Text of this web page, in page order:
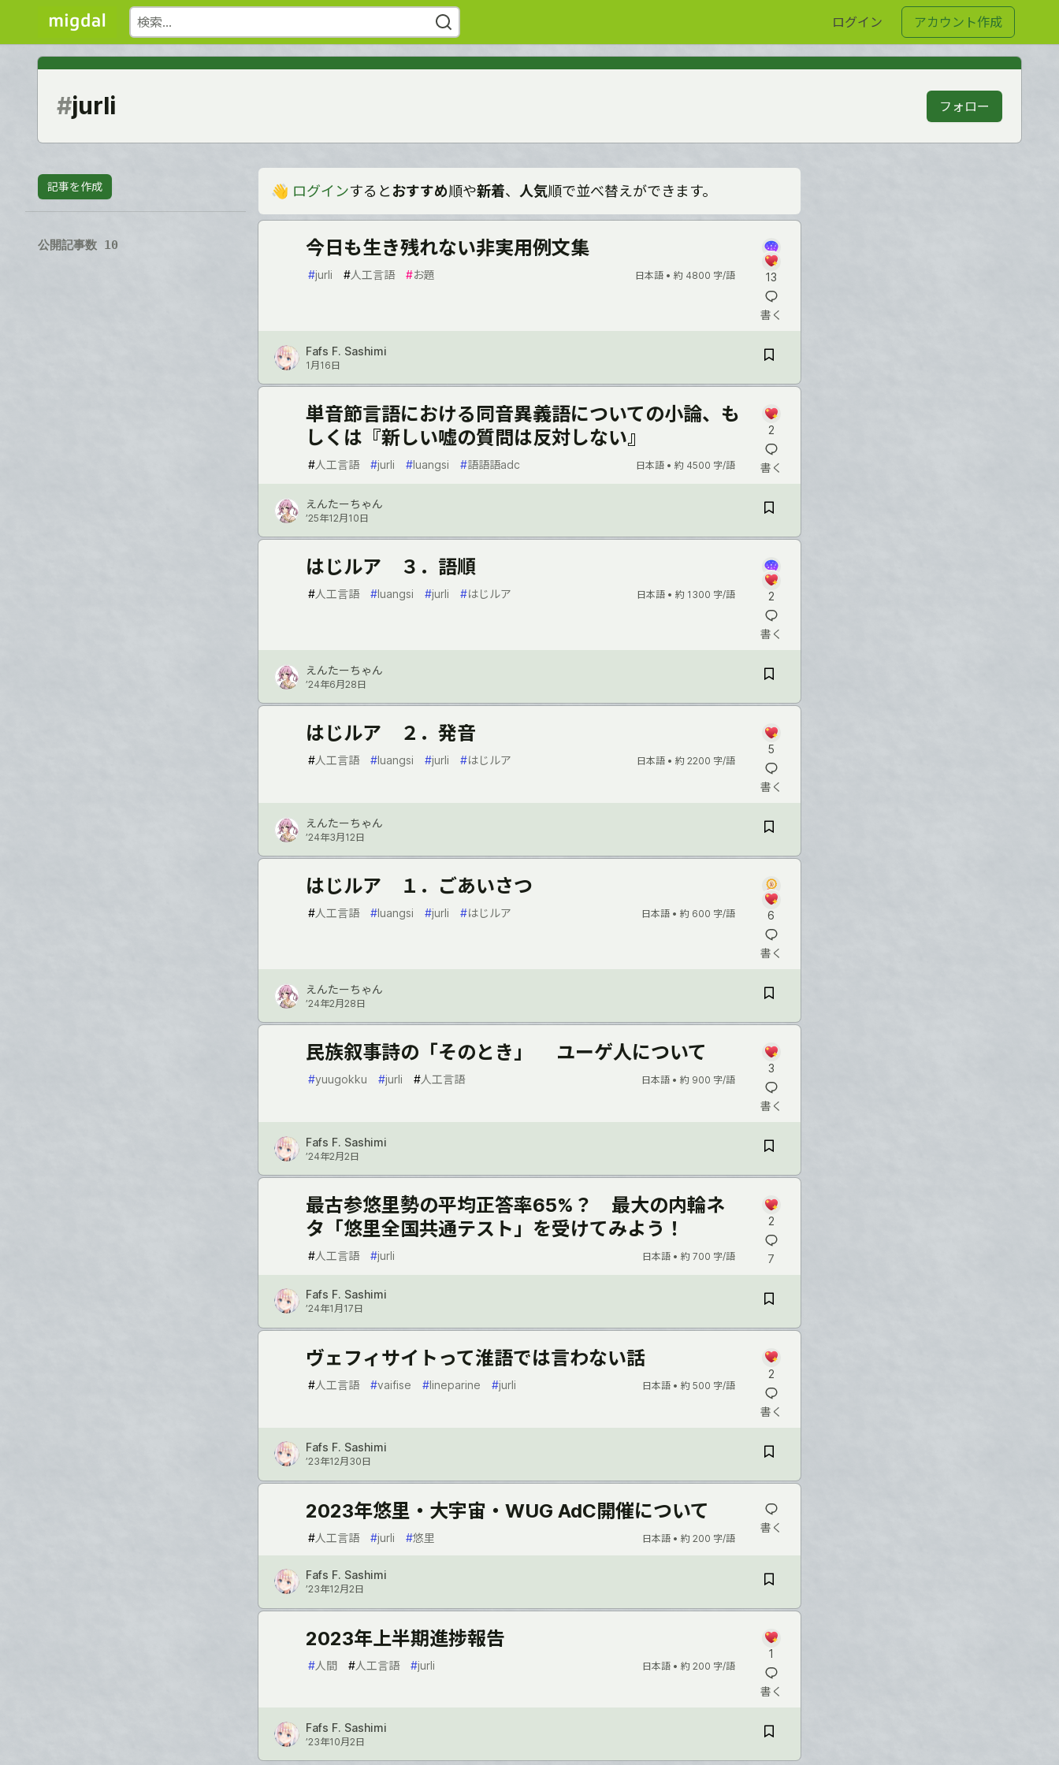
ログイン アカウント作成
#jurli フォロー
記事を作成
公開記事数 10
👋 ログインするとおすすめ順や新着、 人気順で並べ替えができます。
今日も生き残れない非実用例文集
#jurli #人工言語 #お題 日本語 • 約 4800 字/語 13
書く
Fafs F. Sashimi
1月16日
単音節言語における同音異義語についての小論、も
しくは『新しい嘘の質問は反対しない』
#人工言語 #jurli #luangsi #語語語adc 日本語 • 約 4500 字/語
2
書く
えんたーちゃん
’25年12月10日
はじルア ３．語順
#人工言語 #luangsi #jurli #はじルア 日本語 • 約 1300 字/語 2
書く
えんたーちゃん
’24年6月28日
はじルア ２．発音
#人工言語 #luangsi #jurli #はじルア 日本語 • 約 2200 字/語
5
書く
えんたーちゃん
’24年3月12日
はじルア １．ごあいさつ
#人工言語 #luangsi #jurli #はじルア 日本語 • 約 600 字/語 6
書く
えんたーちゃん
’24年2月28日
民族叙事詩の「そのとき」 ユーゲ人について
#yuugokku #jurli #人工言語 日本語 • 約 900 字/語
3
書く
Fafs F. Sashimi
’24年2月2日
最古参悠里勢の平均正答率65%？ 最大の内輪ネ
タ「悠里全国共通テスト」を受けてみよう！
#人工言語 #jurli 日本語 • 約 700 字/語
2
7
Fafs F. Sashimi
’24年1月17日
ヴェフィサイトって淮語では言わない話
#人工言語 #vaifise #lineparine #jurli 日本語 • 約 500 字/語
2
書く
Fafs F. Sashimi
’23年12月30日
2023年悠里・大宇宙・WUG AdC開催について
#人工言語 #jurli #悠里 日本語 • 約 200 字/語
書く
Fafs F. Sashimi
’23年12月2日
2023年上半期進捗報告
#人間 #人工言語 #jurli 日本語 • 約 200 字/語
1
書く
Fafs F. Sashimi
’23年10月2日